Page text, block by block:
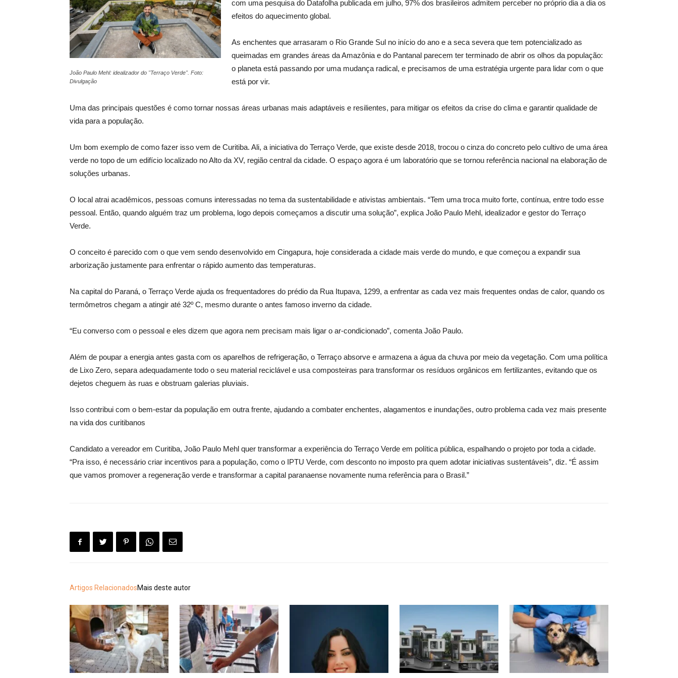
João Paulo Mehl: idealizador do "Terraço Verde". Foto:
Divulgação
com uma pesquisa do Datafolha publicada em julho, 97% dos brasileiros admitem perceber no próprio dia a dia os
efeitos do aquecimento global.
As enchentes que arrasaram o Rio Grande Sul no início do ano e a seca severa que tem potencializado as
queimadas em grandes áreas da Amazônia e do Pantanal parecem ter terminado de abrir os olhos da população:
o planeta está passando por uma mudança radical, e precisamos de uma estratégia urgente para lidar com o que
está por vir.
Uma das principais questões é como tornar nossas áreas urbanas mais adaptáveis e resilientes, para mitigar os efeitos da crise do clima e garantir qualidade de
vida para a população.
Um bom exemplo de como fazer isso vem de Curitiba. Ali, a iniciativa do Terraço Verde, que existe desde 2018, trocou o cinza do concreto pelo cultivo de uma área
verde no topo de um edifício localizado no Alto da XV, região central da cidade. O espaço agora é um laboratório que se tornou referência nacional na elaboração de
soluções urbanas.
O local atrai acadêmicos, pessoas comuns interessadas no tema da sustentabilidade e ativistas ambientais. “Tem uma troca muito forte, contínua, entre todo esse
pessoal. Então, quando alguém traz um problema, logo depois começamos a discutir uma solução”, explica João Paulo Mehl, idealizador e gestor do Terraço
Verde.
O conceito é parecido com o que vem sendo desenvolvido em Cingapura, hoje considerada a cidade mais verde do mundo, e que começou a expandir sua
arborização justamente para enfrentar o rápido aumento das temperaturas.
Na capital do Paraná, o Terraço Verde ajuda os frequentadores do prédio da Rua Itupava, 1299, a enfrentar as cada vez mais frequentes ondas de calor, quando os
termômetros chegam a atingir até 32º C, mesmo durante o antes famoso inverno da cidade.
“Eu converso com o pessoal e eles dizem que agora nem precisam mais ligar o ar-condicionado”, comenta João Paulo.
Além de poupar a energia antes gasta com os aparelhos de refrigeração, o Terraço absorve e armazena a água da chuva por meio da vegetação. Com uma política
de Lixo Zero, separa adequadamente todo o seu material reciclável e usa composteiras para transformar os resíduos orgânicos em fertilizantes, evitando que os
dejetos cheguem às ruas e obstruam galerias pluviais.
Isso contribui com o bem-estar da população em outra frente, ajudando a combater enchentes, alagamentos e inundações, outro problema cada vez mais presente
na vida dos curitibanos
Candidato a vereador em Curitiba, João Paulo Mehl quer transformar a experiência do Terraço Verde em política pública, espalhando o projeto por toda a cidade.
“Pra isso, é necessário criar incentivos para a população, como o IPTU Verde, com desconto no imposto pra quem adotar iniciativas sustentáveis”, diz. “É assim
que vamos promover a regeneração verde e transformar a capital paranaense novamente numa referência para o Brasil.”
Artigos RelacionadosMais deste autor